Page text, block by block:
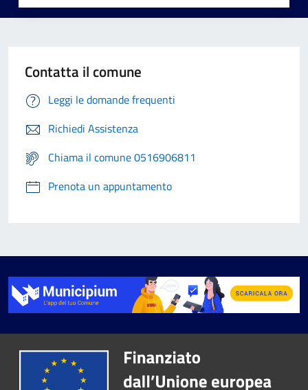
Contatta il comune
Leggi le domande frequenti
Richiedi Assistenza
Chiama il comune 0516906811
Prenota un appuntamento